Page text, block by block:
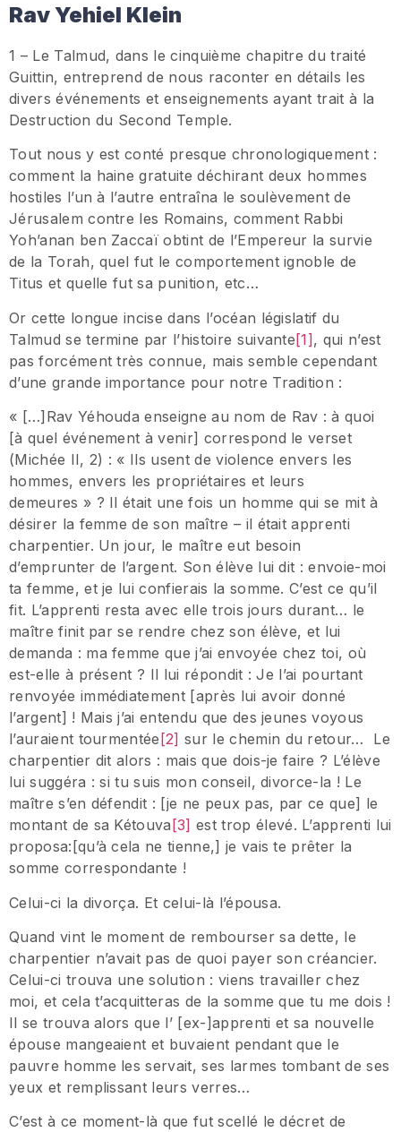
Rav Yehiel Klein
1 – Le Talmud, dans le cinquième chapitre du traité
Guittin, entreprend de nous raconter en détails les
divers événements et enseignements ayant trait à la
Destruction du Second Temple.
Tout nous y est conté presque chronologiquement :
comment la haine gratuite déchirant deux hommes
hostiles l’un à l’autre entraîna le soulèvement de
Jérusalem contre les Romains, comment Rabbi
Yoh’anan ben Zaccaï obtint de l’Empereur la survie
de la Torah, quel fut le comportement ignoble de
Titus et quelle fut sa punition, etc…
Or cette longue incise dans l’océan législatif du
Talmud se termine par l’histoire suivante[1], qui n’est
pas forcément très connue, mais semble cependant
d’une grande importance pour notre Tradition :
« […]Rav Yéhouda enseigne au nom de Rav : à quoi
[à quel événement à venir] correspond le verset
(Michée II, 2) : « Ils usent de violence envers les
hommes, envers les propriétaires et leurs
demeures » ? Il était une fois un homme qui se mit à
désirer la femme de son maître – il était apprenti
charpentier. Un jour, le maître eut besoin
d’emprunter de l’argent. Son élève lui dit : envoie-moi
ta femme, et je lui confierais la somme. C’est ce qu’il
fit. L’apprenti resta avec elle trois jours durant… le
maître finit par se rendre chez son élève, et lui
demanda : ma femme que j’ai envoyée chez toi, où
est-elle à présent ? Il lui répondit : Je l’ai pourtant
renvoyée immédiatement [après lui avoir donné
l’argent] ! Mais j’ai entendu que des jeunes voyous
l’auraient tourmentée [2] sur le chemin du retour… Le
charpentier dit alors : mais que dois-je faire ? L’élève
lui suggéra : si tu suis mon conseil, divorce-la ! Le
maître s’en défendit : [je ne peux pas, par ce que] le
montant de sa Kétouva [3] est trop élevé. L’apprenti lui
proposa:[qu’à cela ne tienne,] je vais te prêter la
somme correspondante !
Celui-ci la divorça. Et celui-là l’épousa.
Quand vint le moment de rembourser sa dette, le
charpentier n’avait pas de quoi payer son créancier.
Celui-ci trouva une solution : viens travailler chez
moi, et cela t’acquitteras de la somme que tu me dois !
Il se trouva alors que l’ [ex-]apprenti et sa nouvelle
épouse mangeaient et buvaient pendant que le
pauvre homme les servait, ses larmes tombant de ses
yeux et remplissant leurs verres…
C’est à ce moment-là que fut scellé le décret de